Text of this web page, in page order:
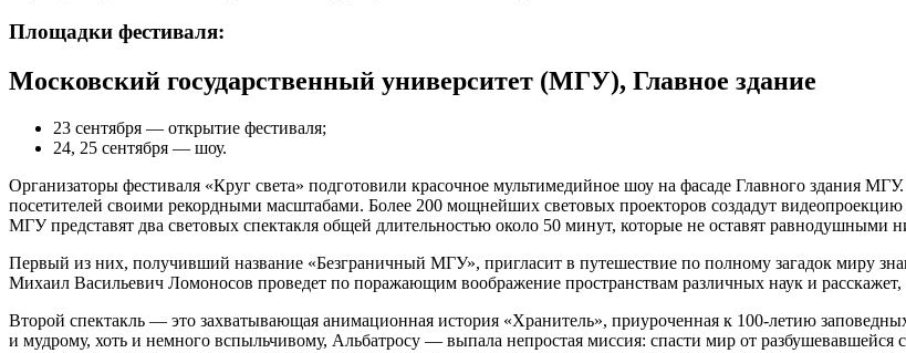
Площадки фестиваля:
Московский государственный университет (МГУ), Главное здание
23 сентября — открытие фестиваля;
24, 25 сентября — шоу.
Организаторы фестиваля «Круг света» подготовили красочное мультимедийное шоу на фасаде Главного здания
посетителей своими рекордными масштабами. Более 200 мощнейших световых проекторов создадут
МГУ представят два световых спектакля общей длительностью около 50 минут, которые не оставят равнодушными
Первый из них, получивший название «Безграничный МГУ», пригласит в путешествие по полному загадок миру
Михаил Васильевич Ломоносов проведет по поражающим воображение пространствам различных наук и
Второй спектакль — это захватывающая анимационная история «Хранитель», приуроченная к 100-летию
и мудрому, хоть и немного вспыльчивому, Альбатросу — выпала непростая миссия: спасти мир от